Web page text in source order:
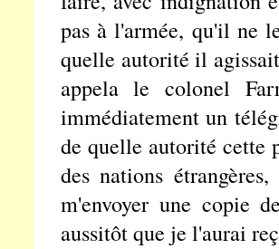
pas à l'armée, qu'il ne
quelle autorité il
appela le colonel
immédiatement un
de quelle autorité cette
des nations
m'envoyer une copie
aussitôt que je l'aurai